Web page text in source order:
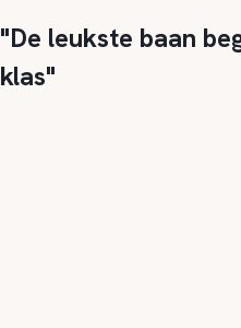
"De leukste baan
klas"